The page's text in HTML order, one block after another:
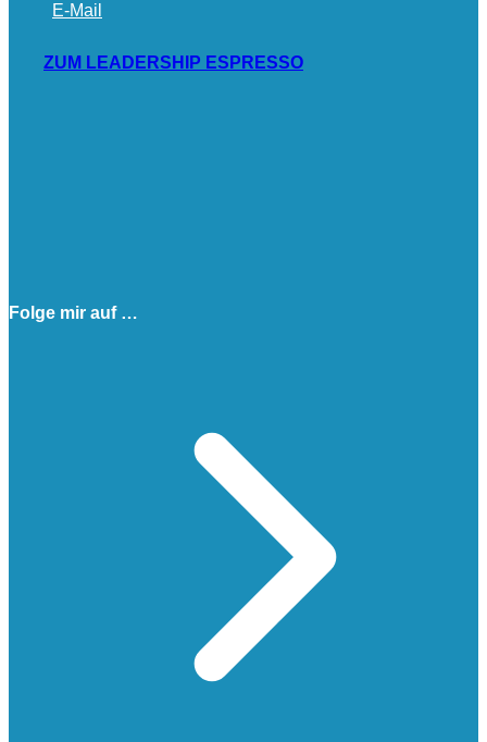
E-Mail
ZUM LEADERSHIP ESPRESSO
Folge mir auf …